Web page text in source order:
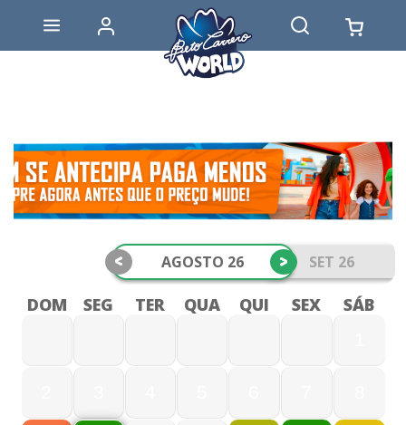
AGOSTO 26 SET 26
< >
DOM SEG TER QUA QUI SEX SÁB